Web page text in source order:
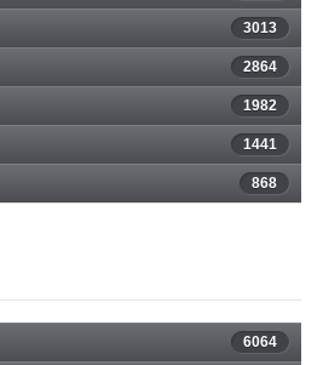
3013
2864
1982
1441
868
6064